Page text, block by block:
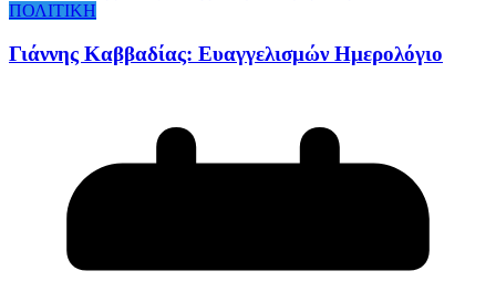
ΠΟΛΙΤΙΚΗ
Γιάννης Καββαδίας: Ευαγγελισμών Ημερολόγιο